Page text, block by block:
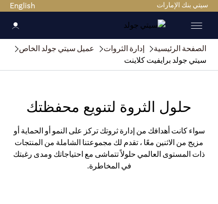
سيتي بنك الإمارات English
الصفحة الرئيسية إدارة الثروات
عميل سيتي جولد الخاص
سيتي جولد برايفيت كلاينت
حلول الثروة لتنويع محفظتك
سواء كانت أهدافك من إدارة ثروتك تركز على النمو أو الحماية أو
مزيج من الاثنين معًا ، تقدم لك مجموعتنا الشاملة من المنتجات
ذات المستوى العالمي حلولاً تتماشى مع احتياجاتك ومدى رغبتك
في المخاطرة.